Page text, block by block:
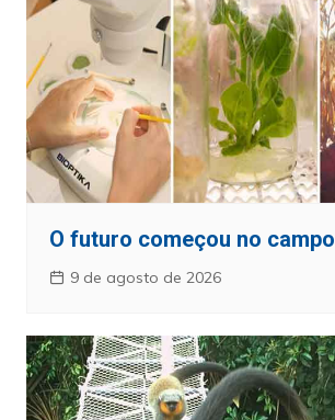
O futuro começou no campo
9 de agosto de 2026